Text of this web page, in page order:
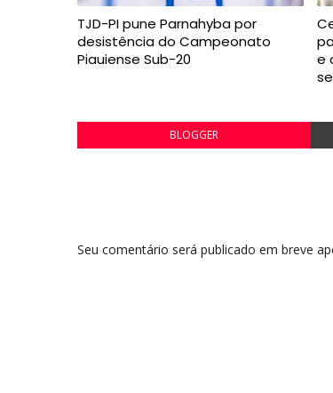
TJD-PI pune Parnahyba por
desistência do Campeonato
Piauiense Sub-20
e
BLOGGER
Seu comentário será publicado em breve